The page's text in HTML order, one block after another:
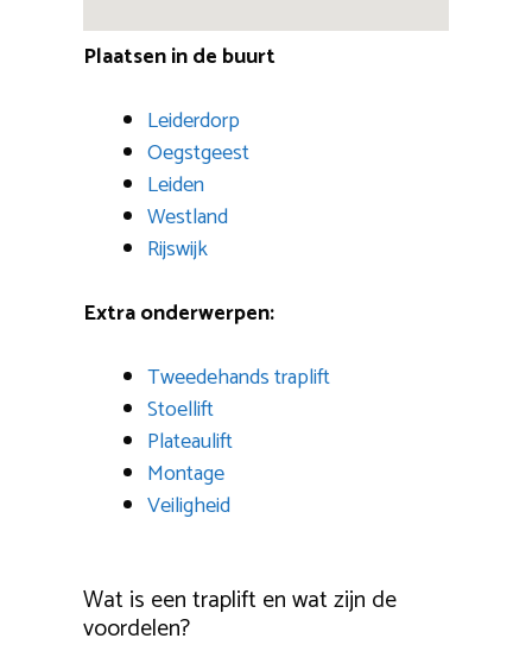
Plaatsen in de buurt
Leiderdorp
Oegstgeest
Leiden
Westland
Rijswijk
Extra onderwerpen:
Tweedehands traplift
Stoellift
Plateaulift
Montage
Veiligheid
Wat is een traplift en wat zijn de
voordelen?